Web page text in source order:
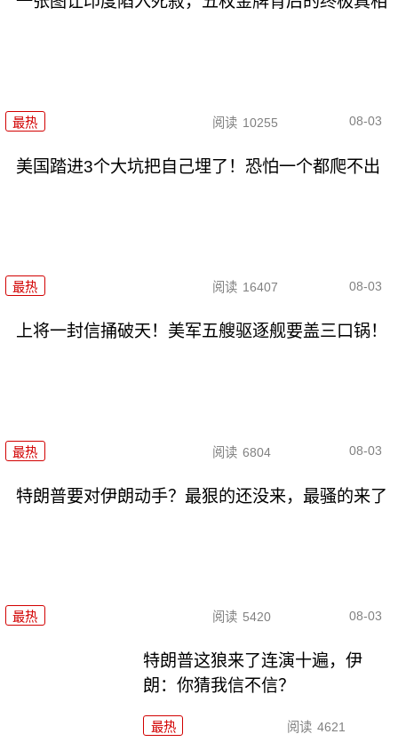
最热 阅读 10255 08-03
美国踏进3个大坑把自己埋了！恐怕一个都爬不出
最热 阅读 16407 08-03
上将一封信捅破天！美军五艘驱逐舰要盖三口锅！
最热 阅读 6804 08-03
特朗普要对伊朗动手？最狠的还没来，最骚的来了
最热 阅读 5420 08-03
特朗普这狼来了连演十遍，伊
朗：你猜我信不信？
最热 阅读 4621